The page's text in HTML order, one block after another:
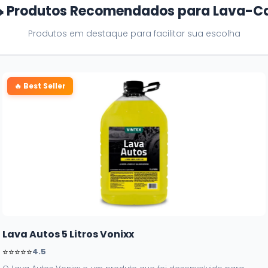
Produtos Recomendados para Lava-
Produtos em destaque para facilitar sua escolha
🔥 Best Seller
Lava Autos 5 Litros Vonixx
⭐⭐⭐⭐⭐4.5